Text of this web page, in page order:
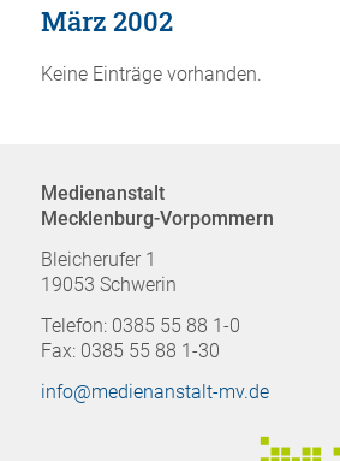
März 2002
Keine Einträge vorhanden.
Medienanstalt
Mecklenburg-Vorpommern
Bleicherufer 1
19053 Schwerin
Telefon: 0385 55 88 1-0
Fax: 0385 55 88 1-30
info@medienanstalt-mv.de